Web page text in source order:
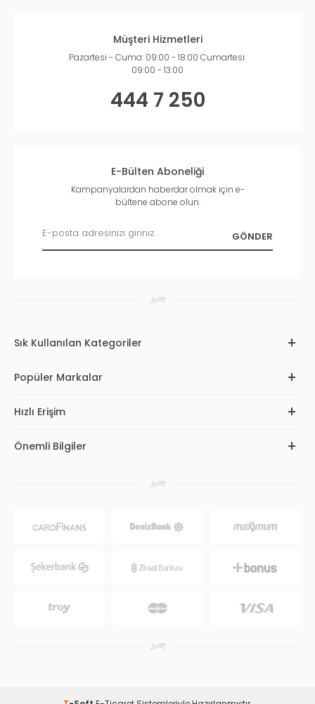
Müşteri Hizmetleri
Pazartesi - Cuma: 09:00 - 18:00 Cumartesi:
09:00 - 13:00
444 7 250
E-Bülten Aboneliği
Kampanyalardan haberdar olmak için e-
bültene abone olun.
Sık Kullanılan Kategoriler
Popüler Markalar
Hızlı Erişim
Önemli Bilgiler